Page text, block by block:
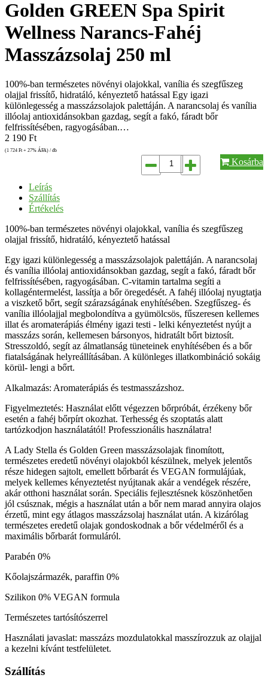
Golden GREEN Spa Spirit
Wellness Narancs-Fahéj
Masszázsolaj 250 ml
100%-ban természetes növényi olajokkal, vanília és szegfűszeg
olajjal frissítő, hidratáló, kényeztető hatással Egy igazi
különlegesség a masszázsolajok palettáján. A narancsolaj és vanília
illóolaj antioxidánsokban gazdag, segít a fakó, fáradt bőr
felfrissítésében, ragyogásában.…
2 190 Ft
(1 724 Ft + 27% ÁFA) / db
Kosárba
Leírás
Szállítás
Értékelés
100%-ban természetes növényi olajokkal, vanília és szegfűszeg
olajjal frissítő, hidratáló, kényeztető hatással
Egy igazi különlegesség a masszázsolajok palettáján. A narancsolaj
és vanília illóolaj antioxidánsokban gazdag, segít a fakó, fáradt bőr
felfrissítésében, ragyogásában. C-vitamin tartalma segíti a
kollagéntermelést, lassítja a bőr öregedését. A fahéj illóolaj nyugtatja
a viszkető bőrt, segít szárazságának enyhítésében. Szegfűszeg- és
vanília illóolajjal megbolondítva a gyümölcsös, fűszeresen kellemes
illat és aromaterápiás élmény igazi testi - lelki kényeztetést nyújt a
masszázs során, kellemesen bársonyos, hidratált bőrt biztosít.
Stresszoldó, segít az álmatlanság tüneteinek enyhítésében és a bőr
fiatalságának helyreállításában. A különleges illatkombináció sokáig
körül- lengi a bőrt.
Alkalmazás: Aromaterápiás és testmasszázshoz.
Figyelmeztetés: Használat előtt végezzen bőrpróbát, érzékeny bőr
esetén a fahéj bőrpírt okozhat. Terhesség és szoptatás alatt
tartózkodjon használatától! Professzionális használatra!
A Lady Stella és Golden Green masszázsolajak finomított,
természetes eredetű növényi olajokból készülnek, melyek jelentős
része hidegen sajtolt, emellett bőrbarát és VEGAN formulájúak,
melyek kellemes kényeztetést nyújtanak akár a vendégek részére,
akár otthoni használat során. Speciális fejlesztésnek köszönhetően
jól csúsznak, mégis a használat után a bőr nem marad annyira olajos
érzetű, mint egy átlagos masszázsolaj használat után. A kizárólag
természetes eredetű olajak gondoskodnak a bőr védelméről és a
maximális bőrbarát formuláról.
Parabén 0%
Kőolajszármazék, paraffin 0%
Szilikon 0% VEGAN formula
Természetes tartósítószerrel
Használati javaslat: masszázs mozdulatokkal masszírozzuk az olajjal
a kezelni kívánt testfelületet.
Szállítás